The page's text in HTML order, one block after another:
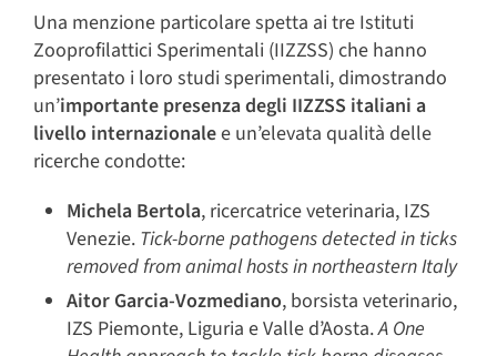
Una menzione particolare spetta ai tre Istituti
Zooprofilattici Sperimentali (IIZZSS) che hanno
presentato i loro studi sperimentali, dimostrando
un’importante presenza degli IIZZSS italiani a
livello internazionalee un’elevata qualità delle
ricerche condotte:
Michela Bertola, ricercatrice veterinaria, IZS
Venezie. Tick-borne pathogens detected in ticks
removed from animal hosts in northeastern Italy
Aitor Garcia-Vozmediano, borsista veterinario,
IZS Piemonte, Liguria e Valle d’Aosta.A One